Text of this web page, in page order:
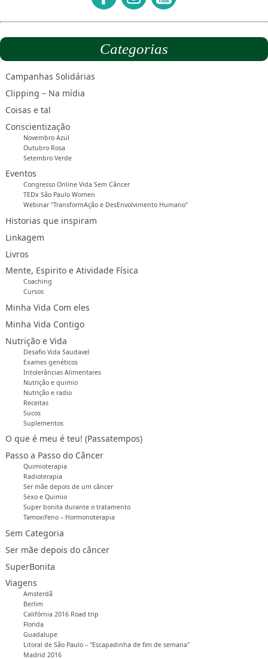
Categorias
Campanhas Solidárias
Clipping – Na mídia
Coisas e tal
Conscientização
Novembro Azul
Outubro Rosa
Setembro Verde
Eventos
Congresso Online Vida Sem Câncer
TEDx São Paulo Women
Webinar "TransformAção e DesEnvolvimento Humano"
Historias que inspiram
Linkagem
Livros
Mente, Espirito e Atividade Física
Coaching
Cursos
Minha Vida Com eles
Minha Vida Contigo
Nutrição e Vida
Desafio Vida Saudavel
Exames genéticos
Intolerâncias Alimentares
Nutrição e quimio
Nutrição e radio
Receitas
Sucos
Suplementos
O que é meu é teu! (Passatempos)
Passo a Passo do Câncer
Quimioterapia
Radioterapia
Ser mãe depois de um câncer
Sexo e Quimio
Super bonita durante o tratamento
Tamoxifeno – Hormonoterapia
Sem Categoria
Ser mãe depois do câncer
SuperBonita
Viagens
Amsterdã
Berlim
Califórnia 2016 Road trip
Florida
Guadalupe
Litoral de São Paulo – "Escapadinha de fim de semana"
Madrid 2016